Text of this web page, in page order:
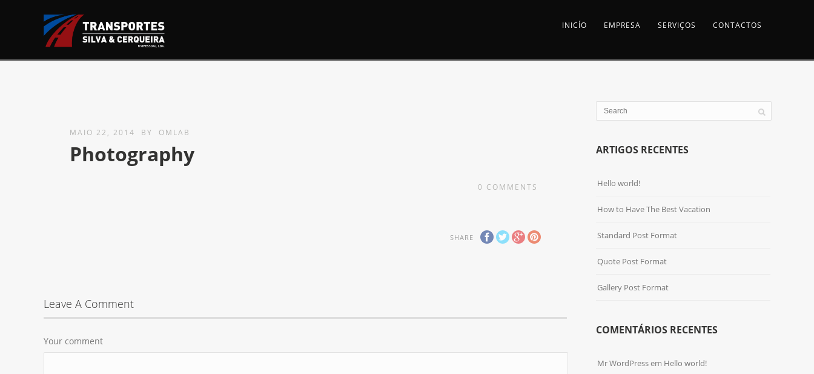
INICÍO EMPRESA SERVIÇOS CONTACTOS
MAIO 22, 2014 BY OMLAB
Photography
0 COMMENTS
SHARE
Leave A Comment
Your comment
ARTIGOS RECENTES
Hello world!
How to Have The Best Vacation
Standard Post Format
Quote Post Format
Gallery Post Format
COMENTÁRIOS RECENTES
Mr WordPressem Hello world!